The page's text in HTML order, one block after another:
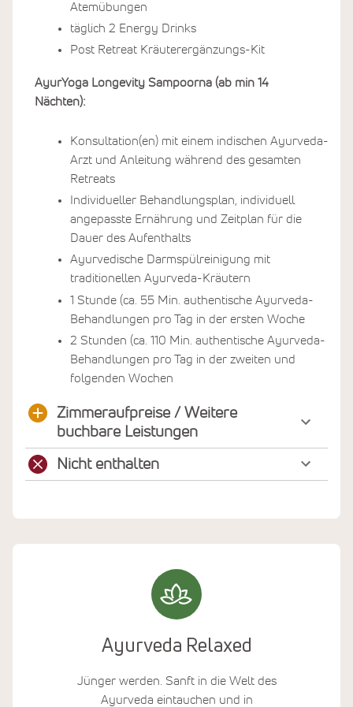
Ayurveda Relaxed
Jünger werden. Sanft in die Welt des
Ayurveda eintauchen und in
Atemübungen
täglich 2 Energy Drinks
Post Retreat Kräuterergänzungs-Kit
AyurYoga Longevity Sampoorna (ab min 14
Nächten):
Konsultation(en) mit einem indischen Ayurveda-
Arzt und Anleitung während des gesamten
Retreats
Individueller Behandlungsplan, individuell
angepasste Ernährung und Zeitplan für die
Dauer des Aufenthalts
Ayurvedische Darmspülreinigung mit
traditionellen Ayurveda-Kräutern
1 Stunde (ca. 55 Min. authentische Ayurveda-
Behandlungen pro Tag in der ersten Woche
2 Stunden (ca. 110 Min. authentische Ayurveda-
Behandlungen pro Tag in der zweiten und
folgenden Wochen
Zimmeraufpreise / Weitere
buchbare Leistungen
Nicht enthalten